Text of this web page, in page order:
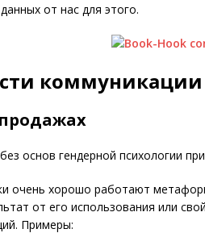
от нас для этого.
коммуникации
основ гендерной психологии
очень хорошо работают
от его использования или
Примеры: